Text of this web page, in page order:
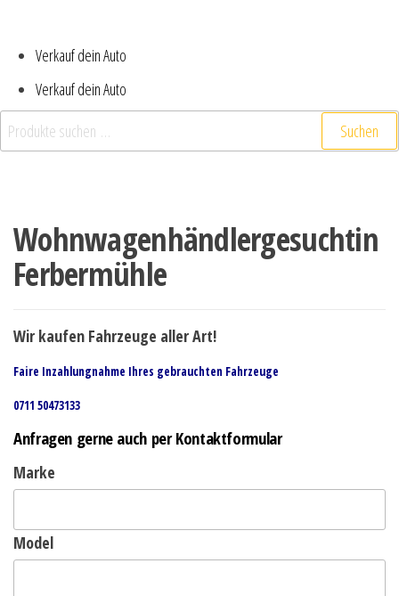
Verkauf dein Auto
Verkauf dein Auto
Suchen
Wohnwagenhändlergesuchtin
Ferbermühle
Wir kaufen Fahrzeuge aller Art!
Faire Inzahlungnahme Ihres gebrauchten Fahrzeuge
0711 50473133
Anfragen gerne auch per Kontaktformular
Marke
Model